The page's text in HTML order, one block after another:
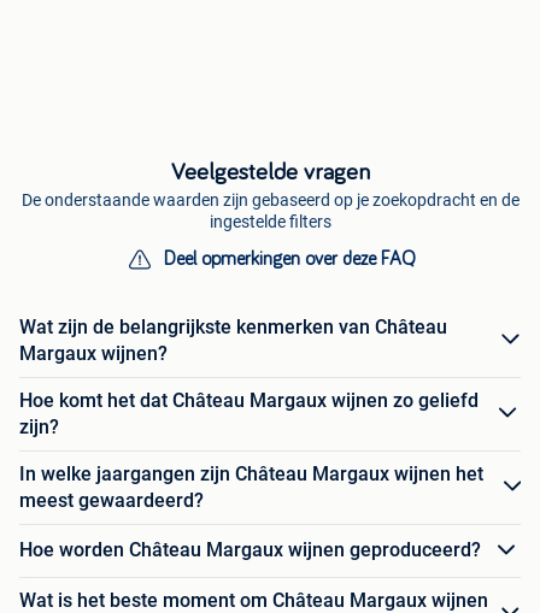
Veelgestelde vragen
De onderstaande waarden zijn gebaseerd op je zoekopdracht en de
ingestelde filters
Deel opmerkingen over deze FAQ
Wat zijn de belangrijkste kenmerken van Château
Margaux wijnen?
Hoe komt het dat Château Margaux wijnen zo geliefd
zijn?
In welke jaargangen zijn Château Margaux wijnen het
meest gewaardeerd?
Hoe worden Château Margaux wijnen geproduceerd?
Wat is het beste moment om Château Margaux wijnen